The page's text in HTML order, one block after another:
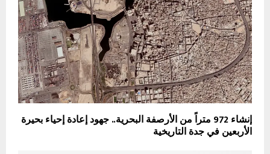
إنشاء 972 متراً من الأرصفة البحرية.. جهود إعادة إحياء بحيرة
الأربعين في جدة التاريخية